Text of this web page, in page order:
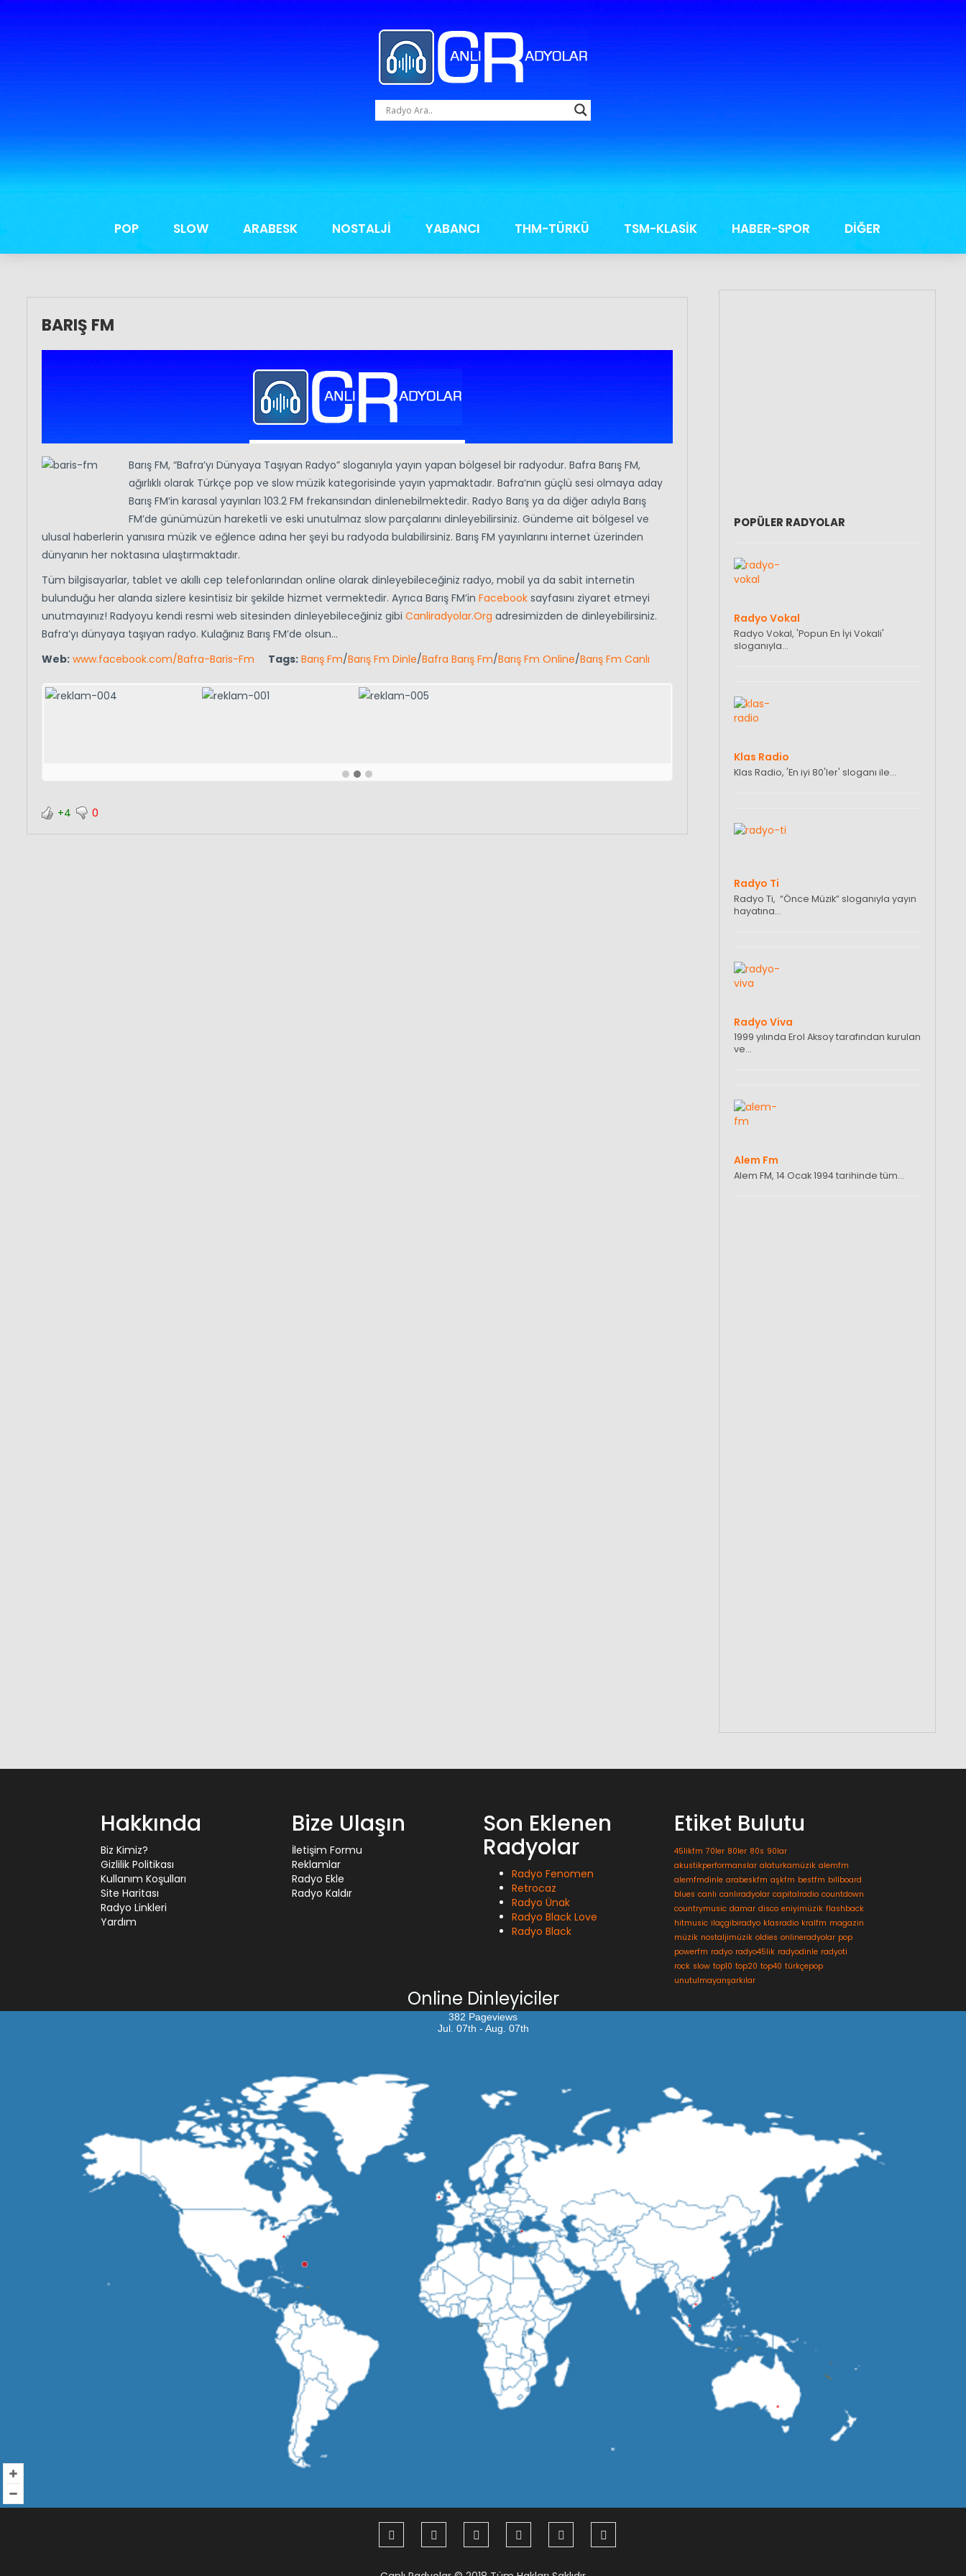
POP SLOW ARABESK NOSTALJİ YABANCI THM-TÜRKÜ TSM-KLASİK HABER-SPOR DİĞER
BARIŞ FM
Barış FM, “Bafra’yı Dünyaya Taşıyan Radyo” sloganıyla yayın yapan bölgesel bir radyodur. Bafra Barış FM,
ağırlıklı olarak Türkçe pop ve slow müzik kategorisinde yayın yapmaktadır. Bafra’nın güçlü sesi olmaya aday
Barış FM’in karasal yayınları 103.2 FM frekansından dinlenebilmektedir. Radyo Barış ya da diğer adıyla Barış
FM’de günümüzün hareketli ve eski unutulmaz slow parçalarını dinleyebilirsiniz. Gündeme ait bölgesel ve
ulusal haberlerin yanısıra müzik ve eğlence adına her şeyi bu radyoda bulabilirsiniz. Barış FM yayınlarını internet üzerinden
dünyanın her noktasına ulaştırmaktadır.
Tüm bilgisayarlar, tablet ve akıllı cep telefonlarından online olarak dinleyebileceğiniz radyo, mobil ya da sabit internetin
bulunduğu her alanda sizlere kesintisiz bir şekilde hizmet vermektedir. Ayrıca Barış FM’in Facebook sayfasını ziyaret etmeyi
unutmayınız! Radyoyu kendi resmi web sitesinden dinleyebileceğiniz gibi Canliradyolar.Org adresimizden de dinleyebilirsiniz.
Bafra’yı dünyaya taşıyan radyo. Kulağınız Barış FM’de olsun…
Web: www.facebook.com/Bafra-Baris-Fm Tags: Barış Fm/Barış Fm Dinle/Bafra Barış Fm/Barış Fm Online/Barış Fm Canlı
+4 0
POPÜLER RADYOLAR
Radyo Vokal
Radyo Vokal, 'Popun En İyi Vokali'
sloganıyla…
Klas Radio
Klas Radio, 'En iyi 80'ler' sloganı ile…
Radyo Ti
Radyo Ti, “Önce Müzik” sloganıyla yayın
hayatına…
Radyo Viva
1999 yılında Erol Aksoy tarafından kurulan
ve…
Alem Fm
Alem FM, 14 Ocak 1994 tarihinde tüm…
Hakkında
Biz Kimiz?
Gizlilik Politikası
Kullanım Koşulları
Site Haritası
Radyo Linkleri
Yardım
Bize Ulaşın
İletişim Formu
Reklamlar
Radyo Ekle
Radyo Kaldır
Son Eklenen
Radyolar
Radyo Fenomen
Retrocaz
Radyo Ünak
Radyo Black Love
Radyo Black
Etiket Bulutu
45likfm 70ler 80ler 80s 90lar
akustikperformanslar alaturkamüzik alemfm
alemfmdinle arabeskfm aşkfm bestfm billboard
blues canlı canlıradyolar capitalradio countdown
countrymusic damar disco eniyimüzik flashback
hitmusic ilaçgibiradyo klasradio kralfm magazin
müzik nostaljimüzik oldies onlineradyolar pop
powerfm radyo radyo45lik radyodinle radyoti
rock slow top10 top20 top40 türkçepop
unutulmayanşarkılar
Online Dinleyiciler
382 Pageviews
Jul. 07th - Aug. 07th